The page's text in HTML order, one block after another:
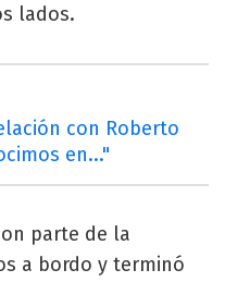
lados.
con Roberto
en..."
parte de la
a bordo y terminó